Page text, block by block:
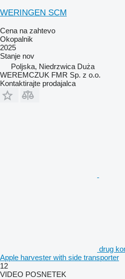
WERINGEN SCM
Cena na zahtevo
Okopalnik
2025
Stanje nov
Poljska, Niedrzwica Duża
WEREMCZUK FMR Sp. z o.o.
Kontaktirajte prodajalca
drug
Apple harvester with side transporter
12
VIDEO POSNETEK